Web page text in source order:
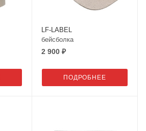
LF-LABEL
бейсболка
2 900 ₽
ПОДРОБНЕЕ